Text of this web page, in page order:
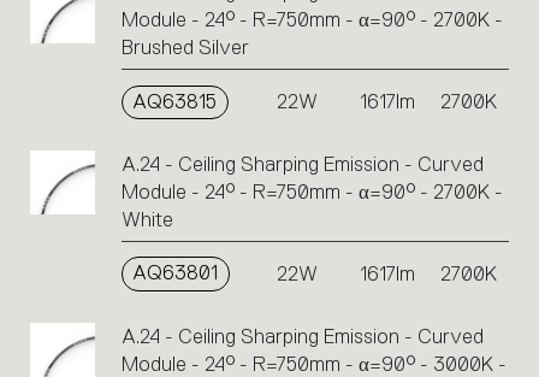
Module - 24° - R=750mm - α=90° - 2700K -
Brushed Silver
AQ63815 22W 1617lm 2700K
A.24 - Ceiling Sharping Emission - Curved
Module - 24° - R=750mm - α=90° - 2700K -
White
AQ63801 22W 1617lm 2700K
A.24 - Ceiling Sharping Emission - Curved
Module - 24° - R=750mm - α=90° - 3000K -